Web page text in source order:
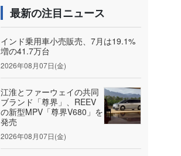
最新の注目ニュース
インド乗用車小売販売、7月は19.1%
増の41.7万台
2026年08月07日(金)
江淮とファーウェイの共同
ブランド「尊界」、REEV
の新型MPV「尊界V680」を
発売
2026年08月07日(金)